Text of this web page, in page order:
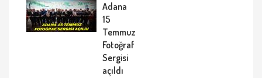
Adana
15
Temmuz
Fotoğraf
Sergisi
açıldı